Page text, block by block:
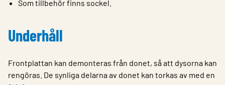
Som tillbehör finns sockel.
Underhåll
Frontplattan kan demonteras från donet, så att dysorna kan
rengöras. De synliga delarna av donet kan torkas av med en